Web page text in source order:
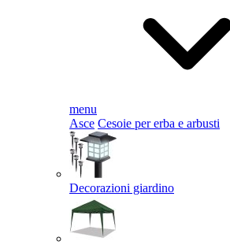
menu
Asce Cesoie per erba e arbusti
Decorazioni giardino